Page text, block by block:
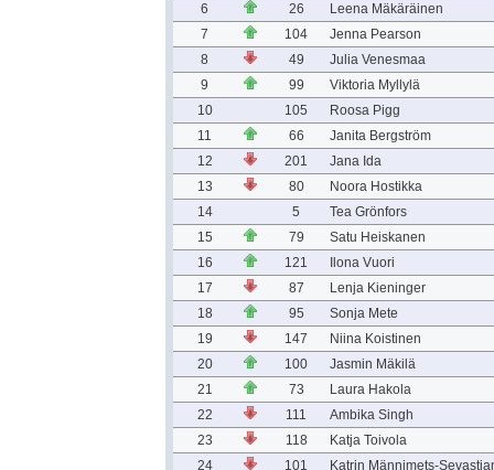
6
26
Leena Mäkäräinen
7
104
Jenna Pearson
8
49
Julia Venesmaa
9
99
Viktoria Myllylä
10
105
Roosa Pigg
11
66
Janita Bergström
12
201
Jana Ida
13
80
Noora Hostikka
14
5
Tea Grönfors
15
79
Satu Heiskanen
16
121
Ilona Vuori
17
87
Lenja Kieninger
18
95
Sonja Mete
19
147
Niina Koistinen
20
100
Jasmin Mäkilä
21
73
Laura Hakola
22
111
Ambika Singh
23
118
Katja Toivola
24
101
Katrin Männimets-